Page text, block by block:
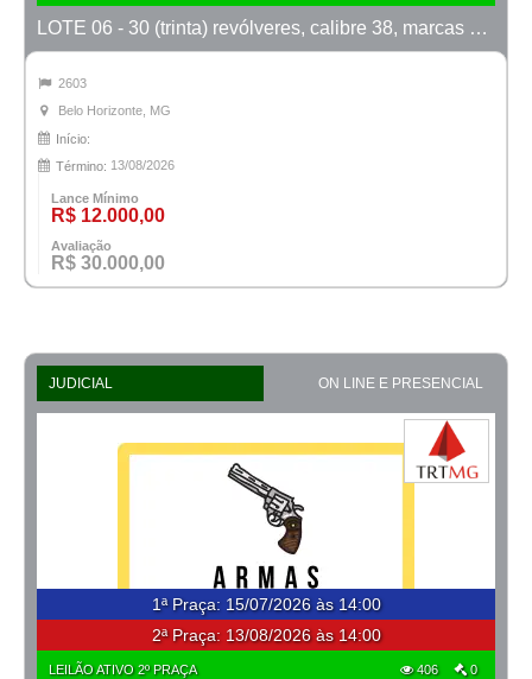
LOTE 06 - 30 (trinta) revólveres, calibre 38, marcas Taurus e Rossi
2603
Belo Horizonte, MG
Início:
Término: 13/08/2026
Lance Mínimo
R$ 12.000,00
Avaliação
R$ 30.000,00
JUDICIAL ON LINE E PRESENCIAL
1ª Praça: 15/07/2026 às 14:00
2ª Praça: 13/08/2026 às 14:00
LEILÃO ATIVO 2º PRAÇA 406 0